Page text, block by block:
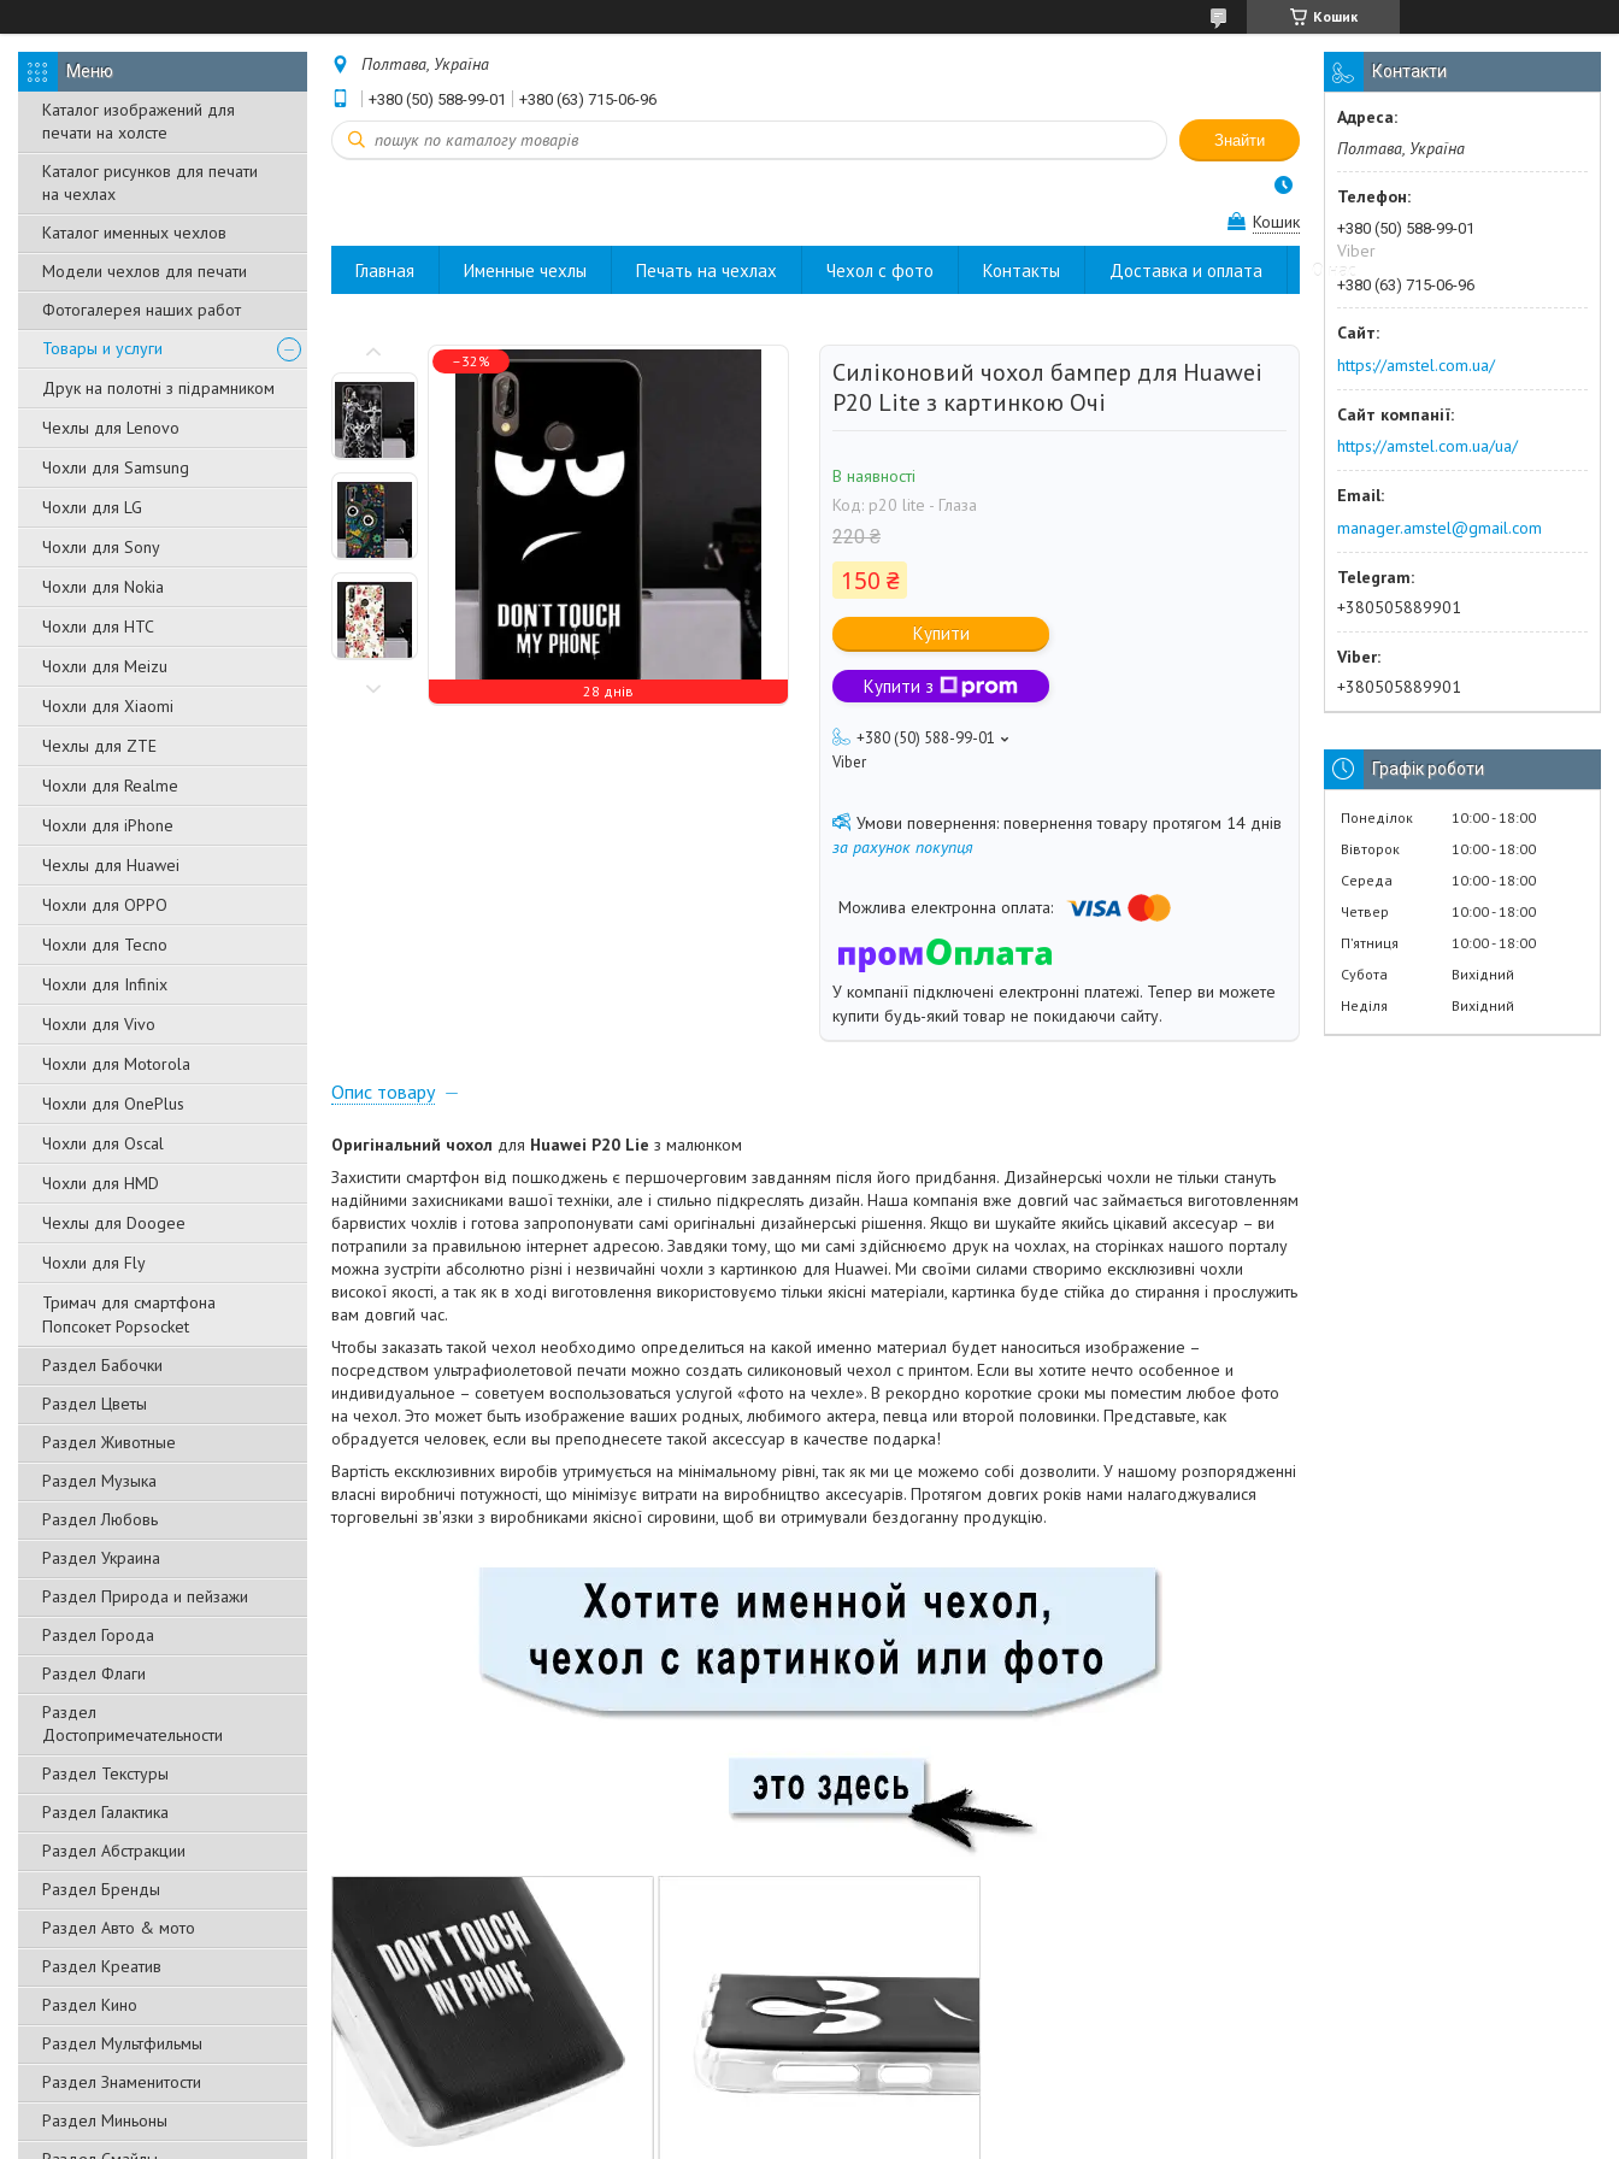
Кошик
Каталог изображений для
печати на холсте
Каталог рисунков для печати
на чехлах
Каталог именных чехлов
Модели чехлов для печати
Фотогалерея наших работ
Товары и услуги
Друк на полотні з підрамником
Чехлы для Lenovo
Чохли для Samsung
Чохли для LG
Чохли для Sony
Чохли для Nokia
Чохли для HTC
Чохли для Meizu
Чохли для Xiaomi
Чехлы для ZTE
Чохли для Realme
Чохли для iPhone
Чехлы для Huawei
Чохли для OPPO
Чохли для Tecno
Чохли для Infinix
Чохли для Vivo
Чохли для Motorola
Чохли для OnePlus
Чохли для Oscal
Чохли для HMD
Чехлы для Doogee
Чохли для Fly
Тримач для смартфона
Попсокет Popsocket
Раздел Бабочки
Раздел Цветы
Раздел Животные
Раздел Музыка
Раздел Любовь
Раздел Украина
Раздел Природа и пейзажи
Раздел Города
Раздел Флаги
Раздел
Достопримечательности
Раздел Текстуры
Раздел Галактика
Раздел Абстракции
Раздел Бренды
Раздел Авто & мото
Раздел Креатив
Раздел Кино
Раздел Мультфильмы
Раздел Знаменитости
Раздел Миньоны
Полтава, Україна
+380 (50) 588-99-01 +380 (63) 715-06-96
Знайти
Кошик
Главная Именные чехлы Печать на чехлах Чехол с фото Контакты Доставка и оплата О нас
–32%
28 днів
Силіконовий чохол бампер для Huawei
P20 Lite з картинкою Очі
В наявності
Код: p20 lite - Глаза
220 ₴
150 ₴
Купити
Купити з
+380 (50) 588-99-01
Viber
повернення товару протягом 14 днів
за рахунок покупця
У компанії підключені електронні платежі. Тепер ви можете
купити будь-який товар не покидаючи сайту.
Опис товару
Оригінальний чохол для Huawei P20 Lie з малюнком
Захистити смартфон від пошкоджень є першочерговим завданням після його придбання. Дизайнерські чохли не тільки стануть
надійними захисниками вашої техніки, але і стильно підкреслять дизайн. Наша компанія вже довгий час займається виготовленням
барвистих чохлів і готова запропонувати самі оригінальні дизайнерські рішення. Якщо ви шукайте якийсь цікавий аксесуар – ви
потрапили за правильною інтернет адресою. Завдяки тому, що ми самі здійснюємо друк на чохлах, на сторінках нашого порталу
можна зустріти абсолютно різні і незвичайні чохли з картинкою для Huawei. Ми своїми силами створимо ексклюзивні чохли
високої якості, а так як в ході виготовлення використовуємо тільки якісні матеріали, картинка буде стійка до стирання і прослужить
вам довгий час.
Чтобы заказать такой чехол необходимо определиться на какой именно материал будет наноситься изображение –
посредством ультрафиолетовой печати можно создать силиконовый чехол с принтом. Если вы хотите нечто особенное и
индивидуальное – советуем воспользоваться услугой «фото на чехле». В рекордно короткие сроки мы поместим любое фото
на чехол. Это может быть изображение ваших родных, любимого актера, певца или второй половинки. Представьте, как
обрадуется человек, если вы преподнесете такой аксессуар в качестве подарка!
Вартість ексклюзивних виробів утримується на мінімальному рівні, так як ми це можемо собі дозволити. У нашому розпорядженні
власні виробничі потужності, що мінімізує витрати на виробництво аксесуарів. Протягом довгих років нами налагоджувалися
торговельні зв'язки з виробниками якісної сировини, щоб ви отримували бездоганну продукцію.
Контакти
Полтава, Україна
+380 (50) 588-99-01
Viber
+380 (63) 715-06-96
https://amstel.com.ua/
https://amstel.com.ua/ua/
manager.amstel@gmail.com
+380505889901
+380505889901
Графік роботи
Понеділок 10:00 18:00
Вівторок
10:00 18:00
Середа
10:00 18:00
Четвер
10:00 18:00
Пʼятниця
10:00 18:00
Субота
Вихідний
Неділя
Вихідний